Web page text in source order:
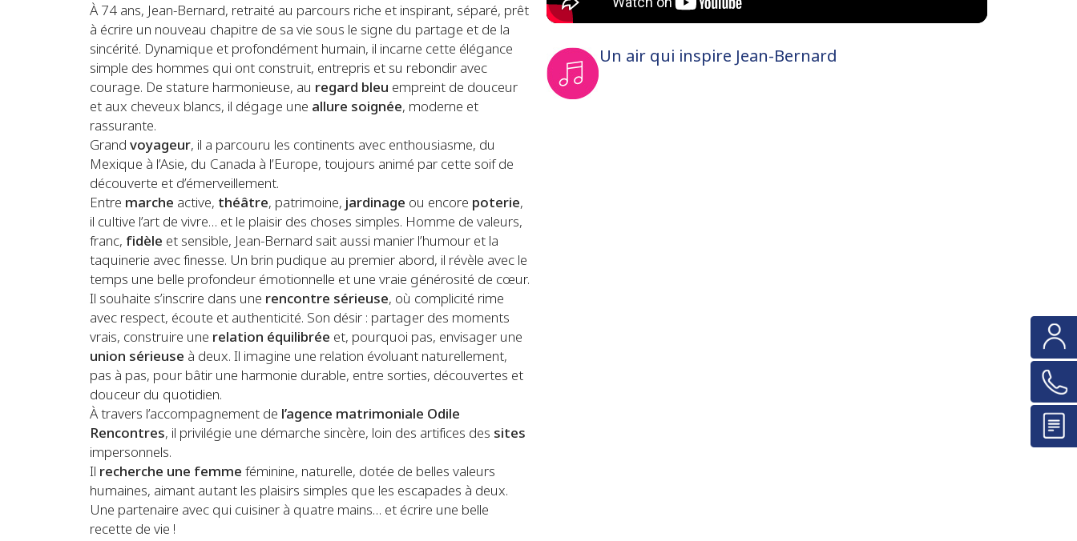
À 74 ans, Jean-Bernard, retraité au parcours riche et inspirant, séparé, prêt
à écrire un nouveau chapitre de sa vie sous le signe du partage et de la
sincérité. Dynamique et profondément humain, il incarne cette élégance
simple des hommes qui ont construit, entrepris et su rebondir avec
courage. De stature harmonieuse, au regard bleu empreint de douceur
et aux cheveux blancs, il dégage une allure soignée, moderne et
rassurante.
Grand voyageur, il a parcouru les continents avec enthousiasme, du
Mexique à l’Asie, du Canada à l’Europe, toujours animé par cette soif de
découverte et d’émerveillement.
Entre marche active, théâtre, patrimoine, jardinage ou encore poterie,
il cultive l’art de vivre… et le plaisir des choses simples. Homme de valeurs,
franc, fidèle et sensible, Jean-Bernard sait aussi manier l’humour et la
taquinerie avec finesse. Un brin pudique au premier abord, il révèle avec le
temps une belle profondeur émotionnelle et une vraie générosité de cœur.
Il souhaite s’inscrire dans une rencontre sérieuse, où complicité rime
avec respect, écoute et authenticité. Son désir : partager des moments
vrais, construire une relation équilibrée et, pourquoi pas, envisager une
union sérieuse à deux. Il imagine une relation évoluant naturellement,
pas à pas, pour bâtir une harmonie durable, entre sorties, découvertes et
douceur du quotidien.
À travers l’accompagnement de l’agence matrimoniale Odile
Rencontres, il privilégie une démarche sincère, loin des artifices des sites
impersonnels.
Il recherche une femme féminine, naturelle, dotée de belles valeurs
humaines, aimant autant les plaisirs simples que les escapades à deux.
Une partenaire avec qui cuisiner à quatre mains… et écrire une belle
recette de vie !
Un air qui inspire Jean-Bernard